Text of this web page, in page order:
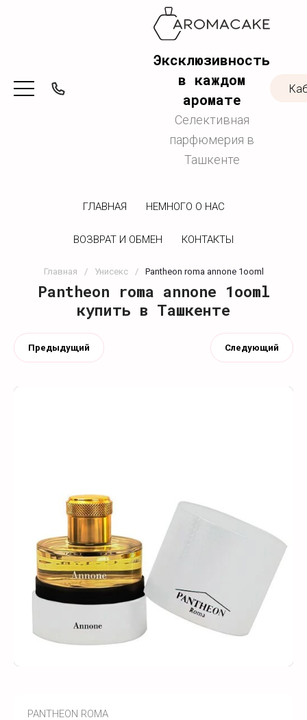
Эксклюзивность
в каждом
аромате
Селективная
парфюмерия в
Ташкенте
ГЛАВНАЯ НЕМНОГО О НАС
ВОЗВРАТ И ОБМЕН КОНТАКТЫ
Главная / Унисекс / Pantheon roma annone 1ooml
Pantheon roma annone 1ooml
купить в Ташкенте
Предыдущий Следующий
PANTHEON ROMA